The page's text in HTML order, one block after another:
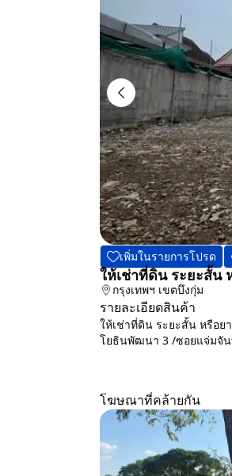
เพิ่มในรายการโปรด
ให้เช่าที่ดิน ระยะสั้น
กรุงเทพฯ เขตบึงกุ่ม
รายละเอียดสินค้า
ให้เช่าที่ดิน ระยะสั้น หรือย
โยธินพัฒนา 3 /ซอยแจ่มจัน
โฆษณาที่คล้ายกัน